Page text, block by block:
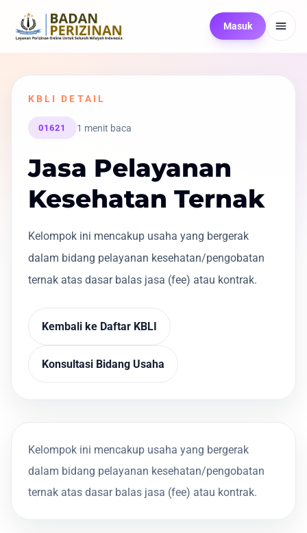
Masuk
KBLI DETAIL
01621 1 menit baca
Jasa Pelayanan
Kesehatan Ternak
Kelompok ini mencakup usaha yang bergerak
dalam bidang pelayanan kesehatan/pengobatan
ternak atas dasar balas jasa (fee) atau kontrak.
Kembali ke Daftar KBLI
Konsultasi Bidang Usaha
Kelompok ini mencakup usaha yang bergerak
dalam bidang pelayanan kesehatan/pengobatan
ternak atas dasar balas jasa (fee) atau kontrak.